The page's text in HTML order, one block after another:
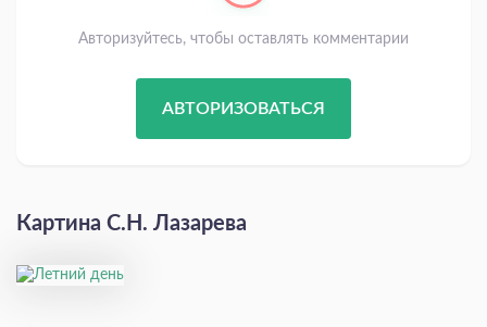
Авторизуйтесь, чтобы оставлять комментарии
АВТОРИЗОВАТЬСЯ
Картина С.Н. Лазарева